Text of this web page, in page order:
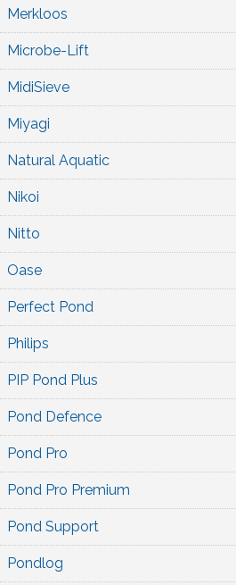
Merkloos
Microbe-Lift
MidiSieve
Miyagi
Natural Aquatic
Nikoi
Nitto
Oase
Perfect Pond
Philips
PIP Pond Plus
Pond Defence
Pond Pro
Pond Pro Premium
Pond Support
Pondlog